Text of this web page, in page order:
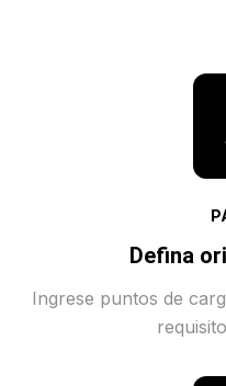
Defina
Ingrese puntos de